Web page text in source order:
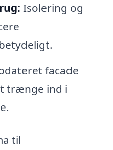
Isolering og
facade
trænge ind i
til